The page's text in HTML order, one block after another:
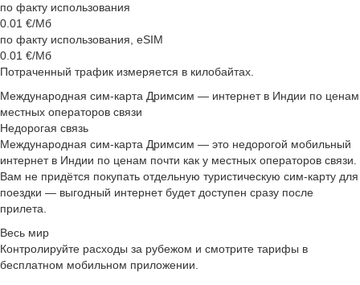
по факту использования
0.01 €/Мб
по факту использования, eSIM
0.01 €/Мб
Потраченный трафик измеряется в килобайтах.
Международная сим‑карта Дримсим — интернет в Индии по ценам
местных операторов связи
Недорогая связь
Международная сим‑карта Дримсим — это недорогой мобильный
интернет в Индии по ценам почти как у местных операторов связи.
Вам не придётся покупать отдельную туристическую сим-карту для
поездки — выгодный интернет будет доступен сразу после
прилета.
Весь мир
Контролируйте расходы за рубежом и смотрите тарифы в
бесплатном мобильном приложении.